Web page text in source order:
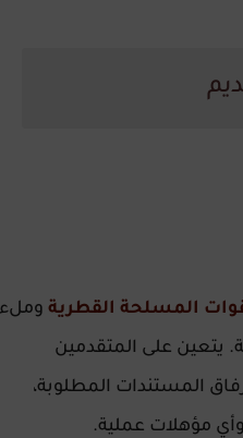
المسلحة القطريةوملء
يتعين على المتقدمين
المستندات المطلوبة،
مؤهلات عملية.